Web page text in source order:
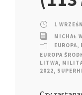
1
MICHAŁ
EUROPA,
EUROPA
LITWA,
2022,